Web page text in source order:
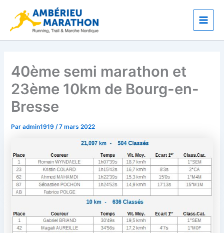
contenu
Main
40ème semi marathon et
23ème 10km de Bourg-en-
Bresse
Paradmin1919/7 mars 2022